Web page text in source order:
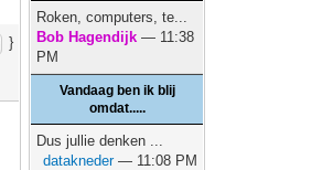
}
Roken, computers, te...
Bob Hagendijk — 11:38
PM
Vandaag ben ik blij
omdat.....
Dus jullie denken ...
datakneder— 11:08 PM